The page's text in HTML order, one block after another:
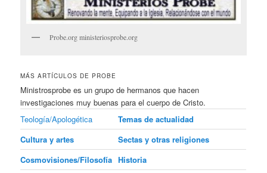
Probe.org ministeriosprobe.org
MÁS ARTÍCULOS DE PROBE
Ministrosprobe es un grupo de hermanos que hacen
investigaciones muy buenas para el cuerpo de Cristo.
Teología/Apologética
Temas de actualidad
Cultura y artes
Sectas y otras religiones
Cosmovisiones/Filosofía Historia